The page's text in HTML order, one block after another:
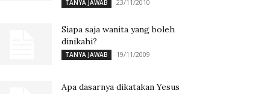
TANYA JAWAB 23/11/2010
Siapa saja wanita yang boleh
dinikahi?
TANYA JAWAB 19/11/2009
Apa dasarnya dikatakan Yesus